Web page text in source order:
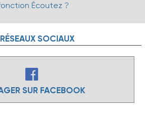
Écoutez ?
RÉSEAUX SOCIAUX
SUR FACEBOOK